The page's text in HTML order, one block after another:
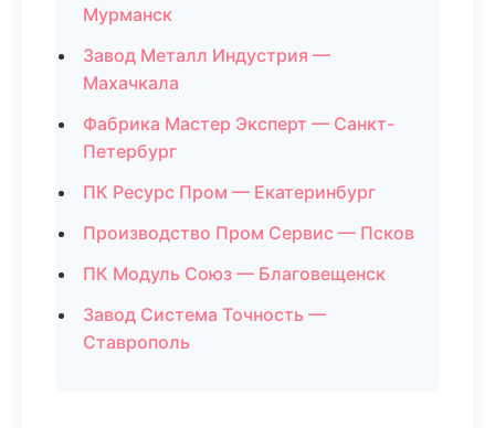
Мурманск
Завод Металл Индустрия —
Махачкала
Фабрика Мастер Эксперт — Санкт-
Петербург
ПК Ресурс Пром — Екатеринбург
Производство Пром Сервис — Псков
ПК Модуль Союз — Благовещенск
Завод Система Точность —
Ставрополь